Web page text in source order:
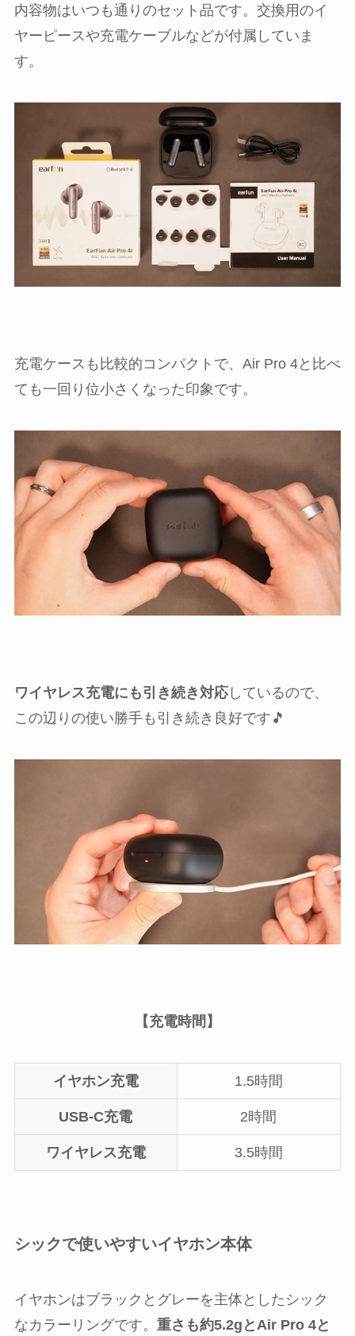
内容物はいつも通りのセット品です。交換用のイ
ヤーピースや充電ケーブルなどが付属していま
す。
充電ケースも比較的コンパクトで、Air Pro 4と比べ
ても一回り位小さくなった印象です。
ワイヤレス充電にも引き続き対応しているので、
この辺りの使い勝手も引き続き良好です🎵
【充電時間】
イヤホン充電 1.5時間
USB-C充電 2時間
ワイヤレス充電 3.5時間
シックで使いやすいイヤホン本体
イヤホンはブラックとグレーを主体としたシック
なカラーリングです。 重さも約5.2gとAir Pro 4と